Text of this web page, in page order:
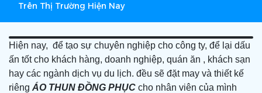
Trên Thị Trường Hiện Nay
Hiện nay, để tạo sự chuyên nghiệp cho công ty, để lại dấu
ấn tốt cho khách hàng, doanh nghiệp, quán ăn , khách sạn
hay các ngành dịch vụ du lịch. đều sẽ đặt may và thiết kế
riêng ÁO THUN ĐỒNG PHỤC cho nhân viên của mình